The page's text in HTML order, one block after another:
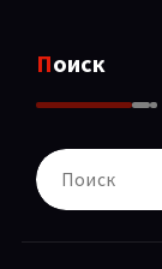
Поиск
Поиск
для: